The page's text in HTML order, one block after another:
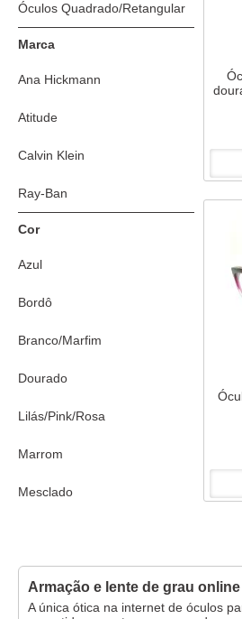
Óculos Quadrado/Retangular
Marca
Ana Hickmann
Atitude
Calvin Klein
Ray-Ban
Cor
Azul
Bordô
Branco/Marfim
Dourado
Lilás/Pink/Rosa
Marrom
Mesclado
Roxo
Tartaruga/Onça
Armação e lente de grau online
A única ótica na internet de óculos